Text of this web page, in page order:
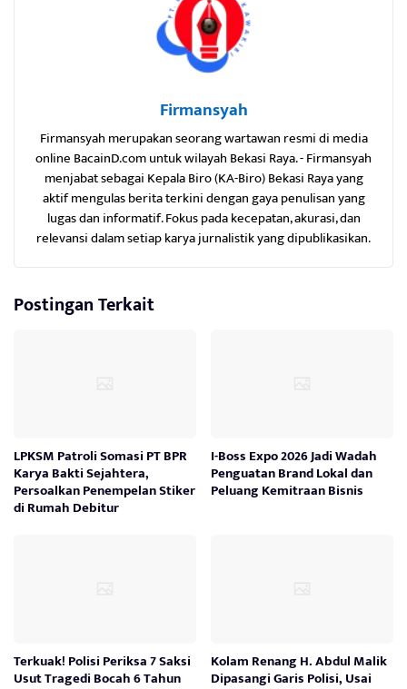
Firmansyah
Firmansyah merupakan seorang wartawan resmi di media
online BacainD.com untuk wilayah Bekasi Raya. - Firmansyah
menjabat sebagai Kepala Biro (KA-Biro) Bekasi Raya yang
aktif mengulas berita terkini dengan gaya penulisan yang
lugas dan informatif. Fokus pada kecepatan, akurasi, dan
relevansi dalam setiap karya jurnalistik yang dipublikasikan.
Postingan Terkait
LPKSM Patroli Somasi PT BPR
Karya Bakti Sejahtera,
Persoalkan Penempelan Stiker
di Rumah Debitur
I-Boss Expo 2026 Jadi Wadah
Penguatan Brand Lokal dan
Peluang Kemitraan Bisnis
Terkuak! Polisi Periksa 7 Saksi
Usut Tragedi Bocah 6 Tahun
Kolam Renang H. Abdul Malik
Dipasangi Garis Polisi, Usai